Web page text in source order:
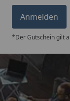
Anmelden
*Der Gutschein gilt